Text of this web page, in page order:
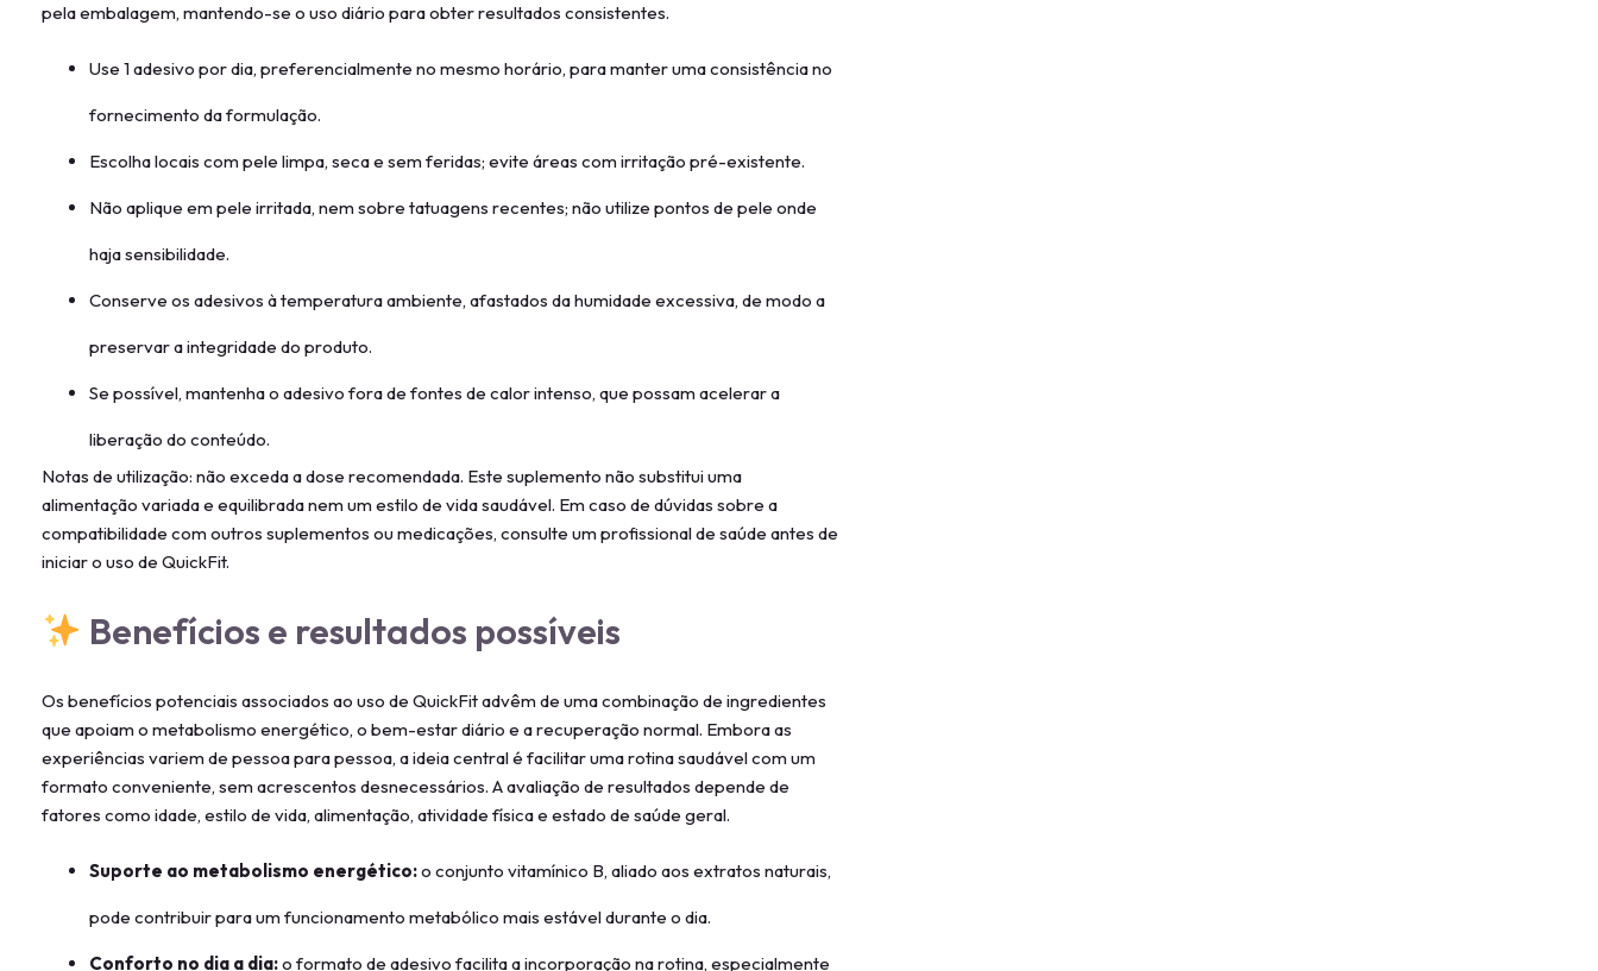
pela embalagem, mantendo-se o uso diário para obter resultados consistentes.
Use 1 adesivo por dia, preferencialmente no mesmo horário, para manter uma consistência no
fornecimento da formulação.
Escolha locais com pele limpa, seca e sem feridas; evite áreas com irritação pré-existente.
Não aplique em pele irritada, nem sobre tatuagens recentes; não utilize pontos de pele onde
haja sensibilidade.
Conserve os adesivos à temperatura ambiente, afastados da humidade excessiva, de modo a
preservar a integridade do produto.
Se possível, mantenha o adesivo fora de fontes de calor intenso, que possam acelerar a
liberação do conteúdo.
Notas de utilização: não exceda a dose recomendada. Este suplemento não substitui uma
alimentação variada e equilibrada nem um estilo de vida saudável. Em caso de dúvidas sobre a
compatibilidade com outros suplementos ou medicações, consulte um profissional de saúde antes de
iniciar o uso de QuickFit.
Benefícios e resultados possíveis
Os benefícios potenciais associados ao uso de QuickFit advêm de uma combinação de ingredientes
que apoiam o metabolismo energético, o bem-estar diário e a recuperação normal. Embora as
experiências variem de pessoa para pessoa, a ideia central é facilitar uma rotina saudável com um
formato conveniente, sem acrescentos desnecessários. A avaliação de resultados depende de
fatores como idade, estilo de vida, alimentação, atividade física e estado de saúde geral.
Suporte ao metabolismo energético:o conjunto vitamínico B, aliado aos extratos naturais,
pode contribuir para um funcionamento metabólico mais estável durante o dia.
Conforto no dia a dia:o formato de adesivo facilita a incorporação na rotina, especialmente